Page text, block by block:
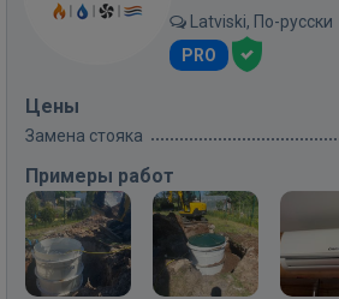
Latviski, По-русски
PRO
Цены
Замена стояка
Примеры работ